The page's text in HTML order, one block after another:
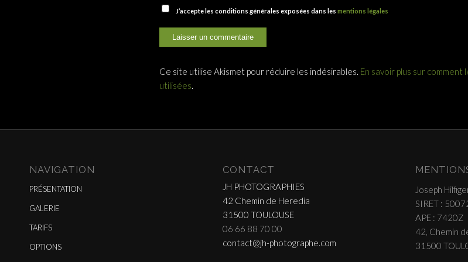
J’accepte les conditions générales exposées dans les mentions légales
Ce site utilise Akismet pour réduire les indésirables. En savoir plus sur
utilisées.
NAVIGATION
PRÉSENTATION
GALERIE
TARIFS
OPTIONS
CONTACT
JH PHOTOGRAPHIES
42 Chemin de Heredia
31500 TOULOUSE
06 66 88 70 00
contact@jh-photographe.com
Joseph
SIRET :
APE : 7420Z
42, Chemin
31500